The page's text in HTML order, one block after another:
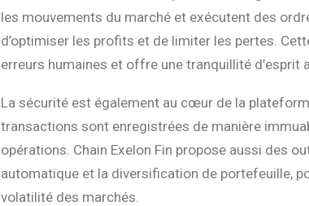
les mouvements du marché et exécutent des
d’optimiser les profits et de limiter les pertes.
erreurs humaines et offre une tranquillité d’esprit
La sécurité est également au cœur de la
transactions sont enregistrées de manière
opérations. Chain Exelon Fin propose aussi des
automatique et la diversification de portefeuille,
volatilité des marchés.